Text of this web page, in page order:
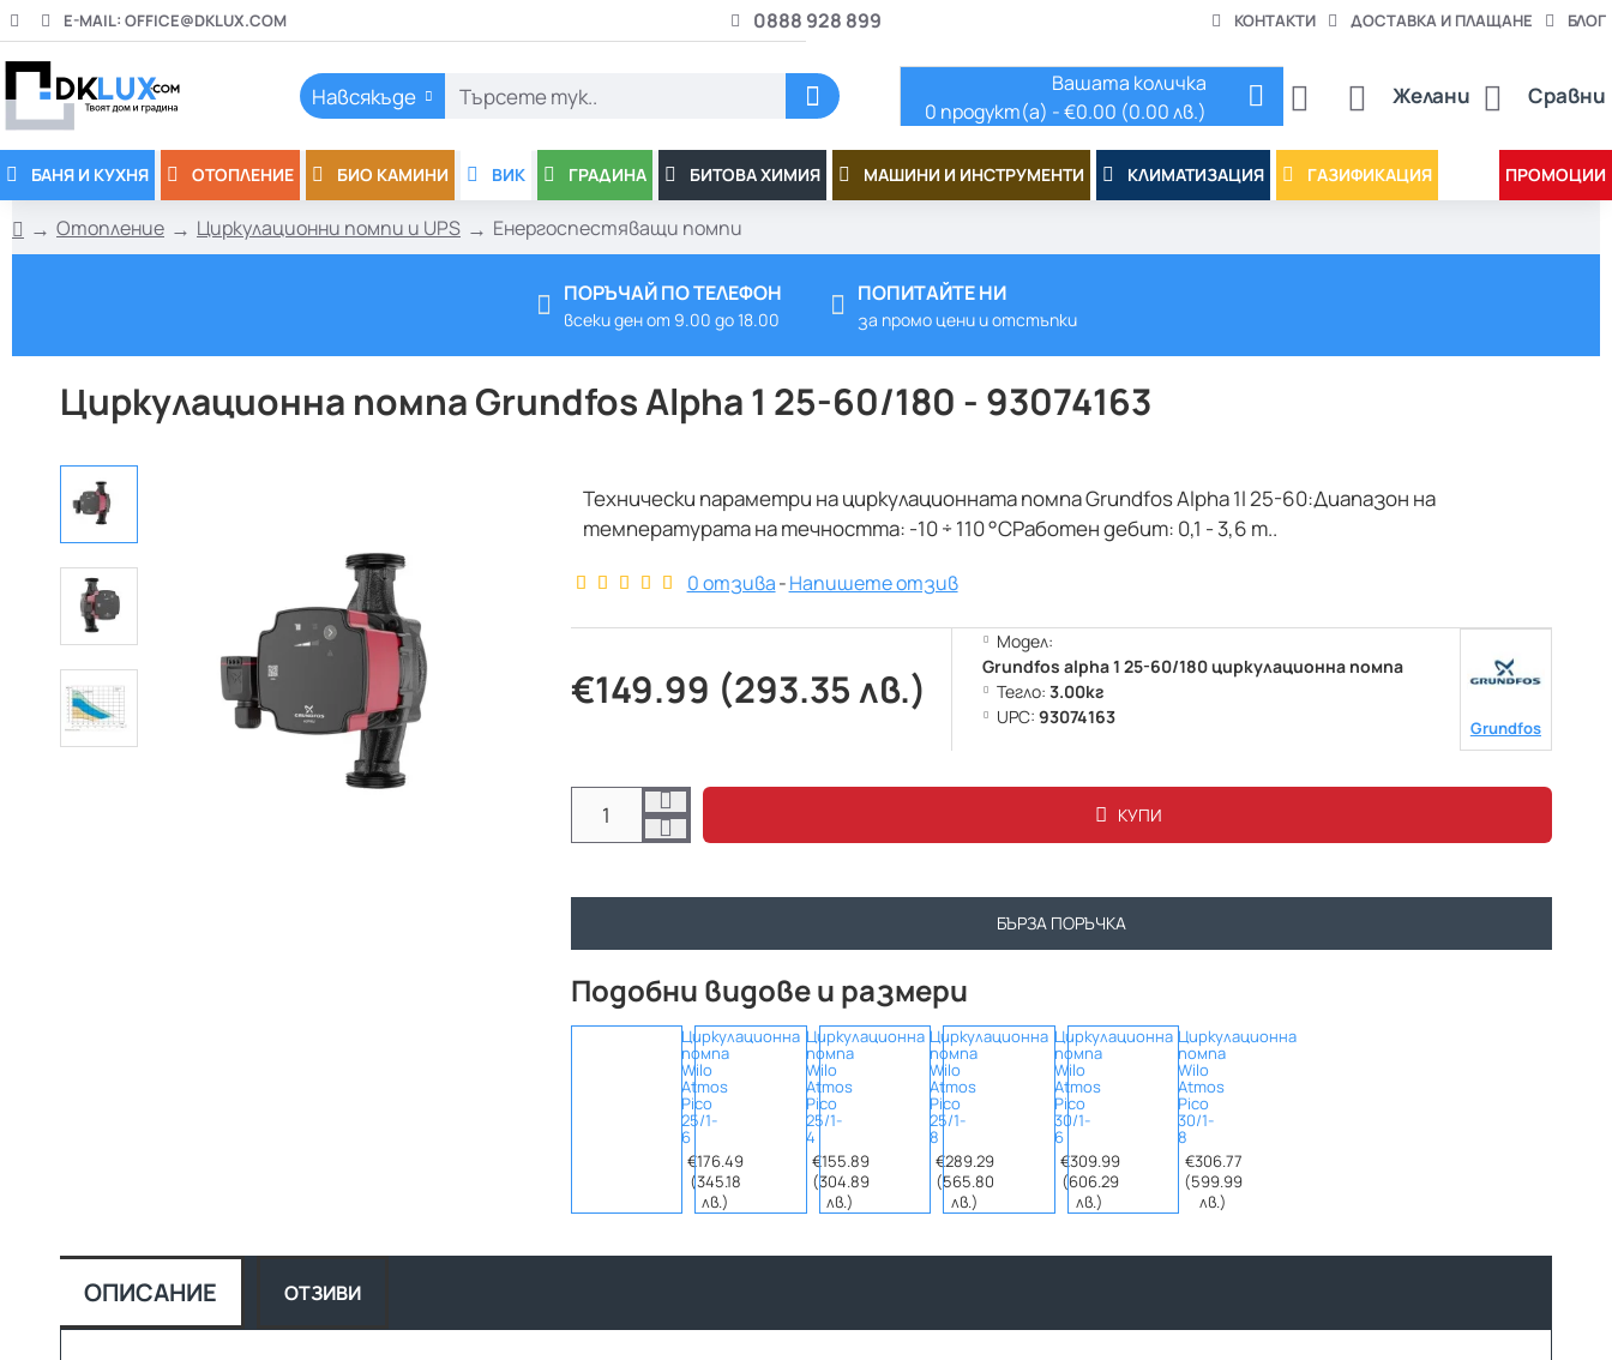
E-MAIL: OFFICE@DKLUX.COM 0888 928 899 КОНТАКТИ ДОСТАВКА И ПЛАЩАНЕ БЛОГ
Навсякъде
Търсете
Желани Сравни
Вашата количка
0 продукт(а) - €0.00 (0.00 лв.)
БАНЯ И КУХНЯ ОТОПЛЕНИЕ БИО КАМИНИ ВИК ГРАДИНА БИТОВА ХИМИЯ МАШИНИ И ИНСТРУМЕНТИ КЛИМАТИЗАЦИЯ ГАЗИФИКАЦИЯ ПРОМОЦИИ
h
Отопление Циркулационни помпи и UPS Енергоспестяващи помпи
ПОРЪЧАЙ ПО ТЕЛЕФОН
всеки ден от 9.00 до 18.00
ПОПИТАЙТЕ НИ
за промо цени и отстъпки
Циркулационна помпа Grundfos Alpha 1 25-60/180 - 93074163
Технически параметри на циркулационната помпа Grundfos Alpha 1l 25-60:Диапазон на
температурата на течността: -10 ÷ 110 °CРаботен дебит: 0,1 - 3,6 m..
0 отзива-Напишете отзив
€149.99 (293.35 лв.)
Модел:
Grundfos alpha 1 25-60/180 циркулационна помпа
Тегло: 3.00кг
UPC: 93074163
Grundfos
КУПИ
БЪРЗА ПОРЪЧКА
Подобни видове и размери
Циркулационна
помпа
Wilo
Atmos
Pico
25/1-
6
€176.49
(345.18
лв.)
Циркулационна
помпа
Wilo
Atmos
Pico
25/1-
4
€155.89
(304.89
лв.)
Циркулационна
помпа
Wilo
Atmos
Pico
25/1-
8
€289.29
(565.80
лв.)
Циркулационна
помпа
Wilo
Atmos
Pico
30/1-
6
€309.99
(606.29
лв.)
Циркулационна
помпа
Wilo
Atmos
Pico
30/1-
8
€306.77
(599.99
лв.)
ОПИСАНИЕ ОТЗИВИ